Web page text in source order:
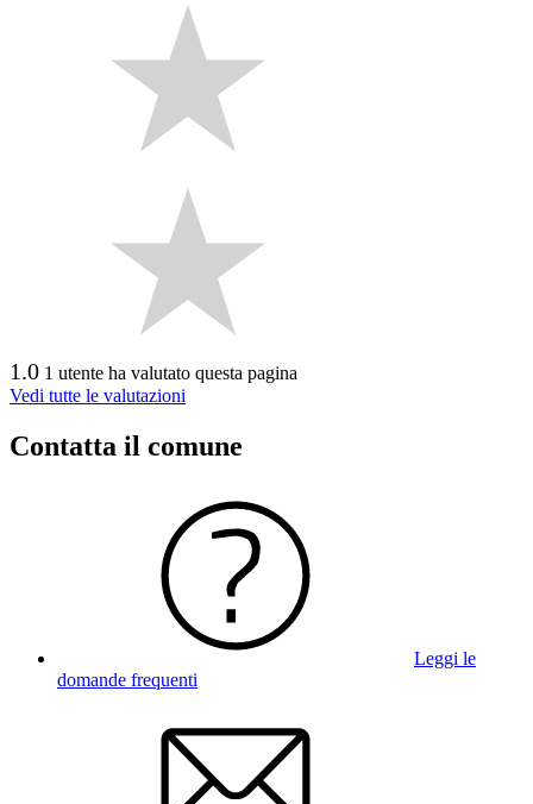
1.0 1 utente ha valutato questa pagina
Vedi tutte le valutazioni
Contatta il comune
Leggi le
domande frequenti